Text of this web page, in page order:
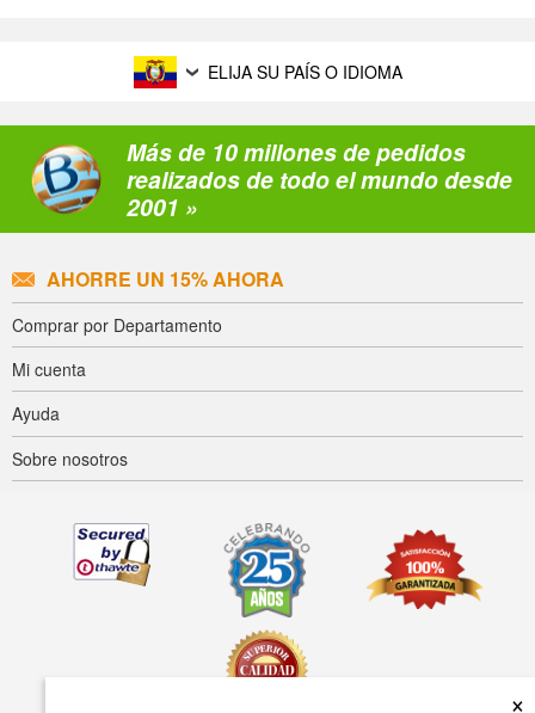
×
ELIJA SU PAÍS O IDIOMA
Más de 10 millones de pedidos
realizados de todo el mundo desde
2001 »
AHORRE UN 15% AHORA
Comprar por Departamento
Mi cuenta
Ayuda
Sobre nosotros